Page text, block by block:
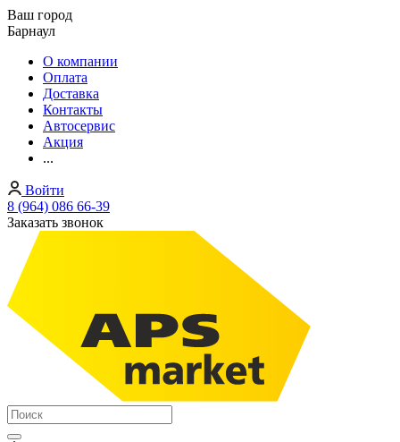
Ваш город
Барнаул
О компании
Оплата
Доставка
Контакты
Автосервис
Акция
...
Войти
8 (964) 086 66-39
Заказать звонок